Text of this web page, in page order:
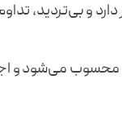
و بی‌تردید،
محسوب می‌شود و